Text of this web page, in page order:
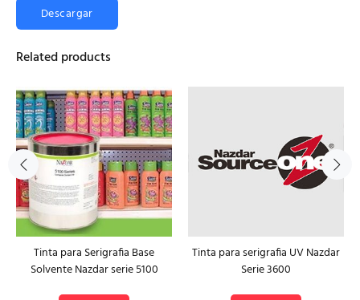
Descargar
Related products
Tinta para Serigrafia Base
Solvente Nazdar serie 5100
Tinta para serigrafia UV Nazdar
Serie 3600